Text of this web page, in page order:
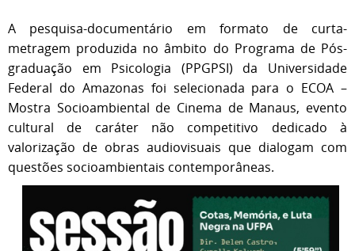
A pesquisa-documentário em formato de curta-
metragem produzida no âmbito do Programa de Pós-
graduação em Psicologia (PPGPSI) da Universidade
Federal do Amazonas foi selecionada para o ECOA –
Mostra Socioambiental de Cinema de Manaus, evento
cultural de caráter não competitivo dedicado à
valorização de obras audiovisuais que dialogam com
questões socioambientais contemporâneas.